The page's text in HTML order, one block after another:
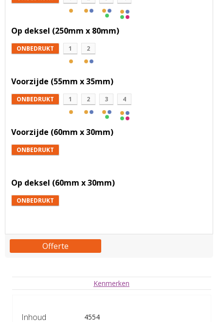
Op deksel (250mm x 80mm)
ONBEDRUKT 1 2
Voorzijde (55mm x 35mm)
ONBEDRUKT 1 2 3 4
Voorzijde (60mm x 30mm)
ONBEDRUKT
Op deksel (60mm x 30mm)
ONBEDRUKT
Offerte
Kenmerken
Inhoud 4554